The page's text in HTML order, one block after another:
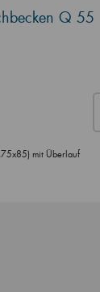
Q 55
mit Überlauf